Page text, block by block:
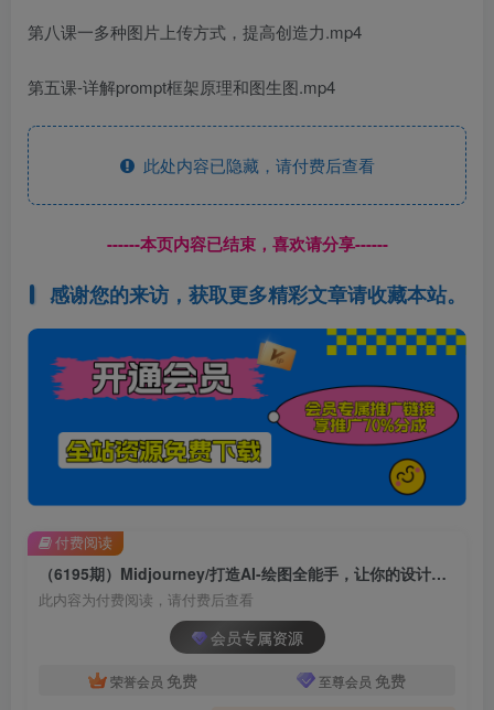
第八课一多种图片上传方式，提高创造力.mp4
第五课-详解prompt框架原理和图生图.mp4
此处内容已隐藏，请付费后查看
------本页内容已结束，喜欢请分享------
感谢您的来访，获取更多精彩文章请收藏本站。
（6195期）Midjourney/打造AI-绘图全能手，让你的设计驰骋于画布，为设计加速
此内容为付费阅读，请付费后查看
会员专属资源
荣誉会员 免费 至尊会员 免费
付费阅读